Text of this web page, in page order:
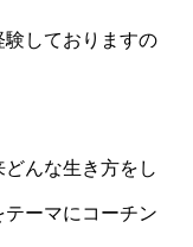
しておりますの
んな生き方をし
ーマにコーチン